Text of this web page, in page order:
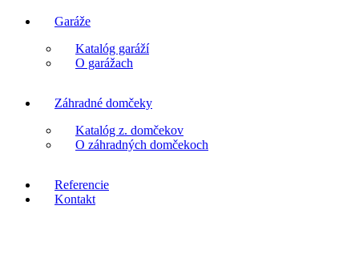
Garáže
Katalóg garáží
O garážach
Záhradné domčeky
Katalóg z. domčekov
O záhradných domčekoch
Referencie
Kontakt